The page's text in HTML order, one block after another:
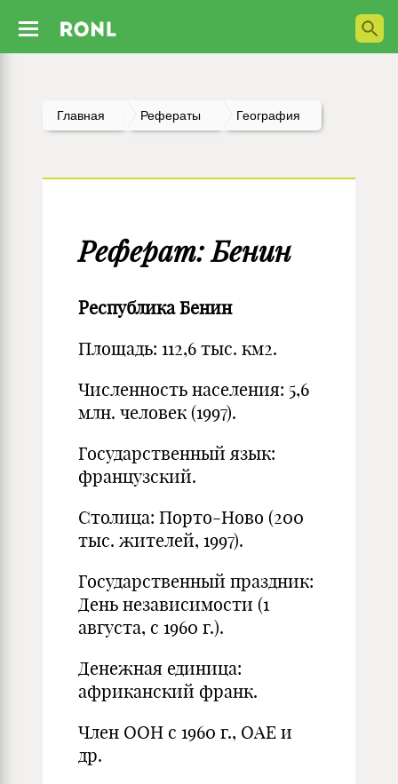
Главная Рефераты География
Реферат: Бенин
Республика Бенин
Площадь: 112,6 тыс. км2.
Численность населения: 5,6
млн. человек (1997).
Государственный язык:
французский.
Столица: Порто-Ново (200
тыс. жителей, 1997).
Государственный праздник:
День независимости (1
августа, с 1960 г.).
Денежная единица:
африканский франк.
Член ООН с 1960 г., ОАЕ и
др.